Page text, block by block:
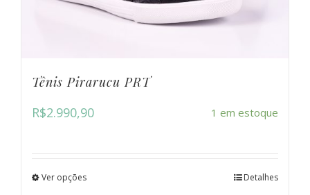
Tênis Pirarucu PRT
R$2.990,90 1 em estoque
Ver opções Detalhes